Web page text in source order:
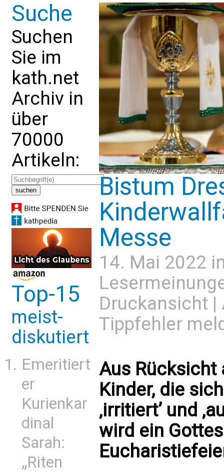
Suche
Suchen
Sie im
kath.net
Archiv in
über
70000
Artikeln:
Top-15
meist-
diskutiert
Emeritiert
er
Kurienkar
dinal
Sarah:
„Riten
Bistum
Messe
14. Mai 2022
Druckansicht |
Tippfehler
Aus
Kinder, die
‚irritiert’ und
wird ein